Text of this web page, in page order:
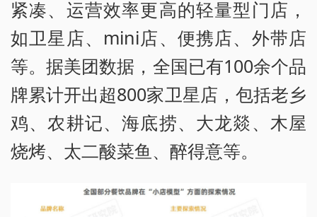
紧凑、运营效率更高的轻量型门店，
如卫星店、mini店、便携店、外带店
等。据美团数据，全国已有100余个品
牌累计开出超800家卫星店，包括老乡
鸡、农耕记、海底捞、大龙燚、木屋
烧烤、太二酸菜鱼、醉得意等。